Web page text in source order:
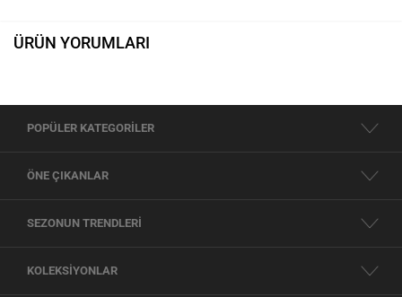
ÜRÜN YORUMLARI
POPÜLER KATEGORİLER
ÖNE ÇIKANLAR
SEZONUN TRENDLERİ
KOLEKSİYONLAR